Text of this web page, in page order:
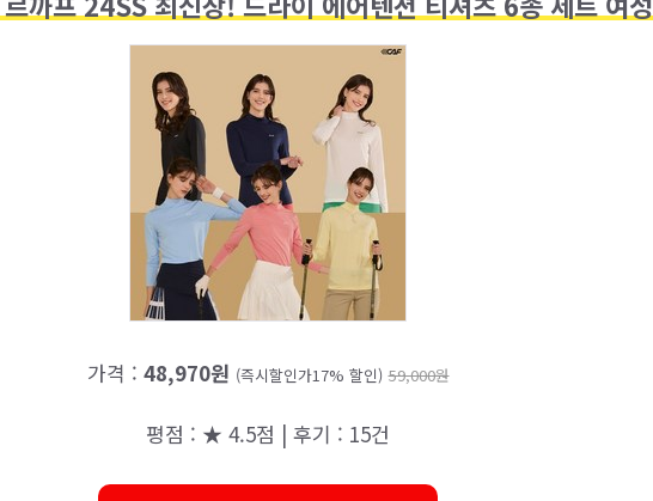
가격 : 48,970원 (즉시할인가17% 할인) 59,000원
평점 : ★ 4.5점 | 후기 : 15건